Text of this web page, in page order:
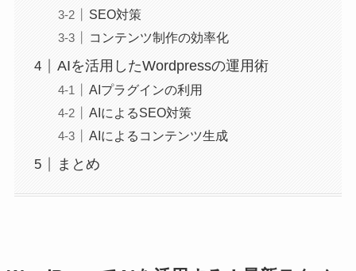
SEO対策
コンテンツ制作の効率化
AIを活用したWordpressの運用術
AIプラグインの利用
AIによるSEO対策
AIによるコンテンツ生成
まとめ